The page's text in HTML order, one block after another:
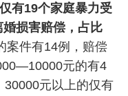
仅有19个家庭暴力受
损害赔偿，占比
案件有14例，赔偿
元的有4
30000元以上的仅有